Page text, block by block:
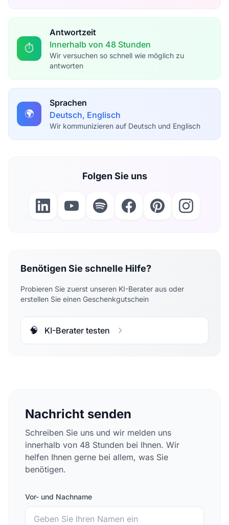
Nachricht senden
Schreiben Sie uns und wir melden uns
innerhalb von 48 Stunden bei Ihnen. Wir
helfen Ihnen gerne bei allem, was Sie
benötigen.
Vor- und Nachname
⏱️
Antwortzeit
Innerhalb von 48 Stunden
Wir versuchen so schnell wie möglich zu
antworten
🌍
Sprachen
Deutsch, Englisch
Wir kommunizieren auf Deutsch und Englisch
Folgen Sie uns
Benötigen Sie schnelle Hilfe?
Probieren Sie zuerst unseren KI-Berater aus oder
erstellen Sie einen Geschenkgutschein
🧠 KI-Berater testen